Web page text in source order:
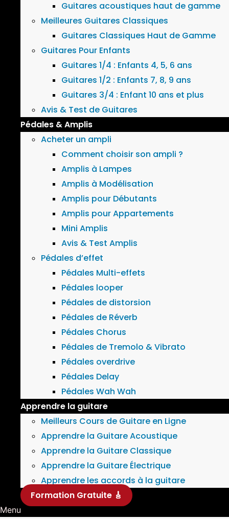
Guitares acoustiques haut de gamme
Meilleures Guitares Classiques
Guitares Classiques Haut de Gamme
Guitares Pour Enfants
Guitares 1/4 : Enfants 4, 5, 6 ans
Guitares 1/2 : Enfants 7, 8, 9 ans
Guitares 3/4 : Enfant 10 ans et plus
Avis & Test de Guitares
Pédales & Amplis
Acheter un ampli
Comment choisir son ampli ?
Amplis à Lampes
Amplis à Modélisation
Amplis pour Débutants
Amplis pour Appartements
Mini Amplis
Avis & Test Amplis
Pédales d’effet
Pédales Multi-effets
Pédales looper
Pédales de distorsion
Pédales de Réverb
Pédales Chorus
Pédales de Tremolo & Vibrato
Pédales overdrive
Pédales Delay
Pédales Wah Wah
Apprendre la guitare
Meilleurs Cours de Guitare en Ligne
Apprendre la Guitare Acoustique
Apprendre la Guitare Classique
Apprendre la Guitare Électrique
Apprendre les accords à la guitare
Formation Gratuite 🎸
Menu